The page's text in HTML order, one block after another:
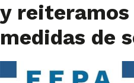
y reiteramos
medidas de